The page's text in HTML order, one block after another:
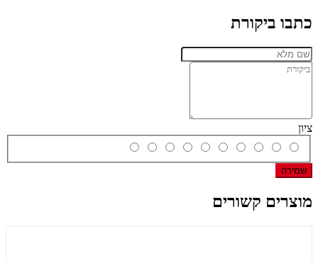
כתבו ביקורת
ציון
שמירה
מוצרים קשורים